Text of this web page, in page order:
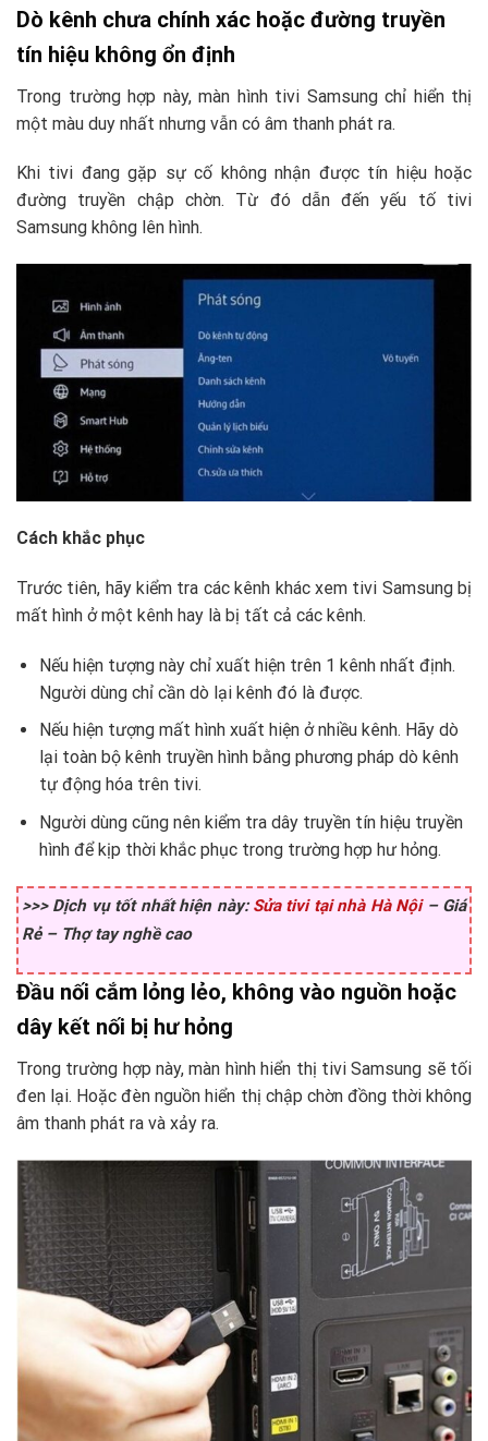
Dò kênh chưa chính xác hoặc đường truyền
tín hiệu không ổn định
Trong trường hợp này, màn hình tivi Samsung chỉ hiển thị
một màu duy nhất nhưng vẫn có âm thanh phát ra.
Khi tivi đang gặp sự cố không nhận được tín hiệu hoặc
đường truyền chập chờn. Từ đó dẫn đến yếu tố tivi
Samsung không lên hình.
Cách khắc phục
Trước tiên, hãy kiểm tra các kênh khác xem tivi Samsung bị
mất hình ở một kênh hay là bị tất cả các kênh.
Nếu hiện tượng này chỉ xuất hiện trên 1 kênh nhất định.
Người dùng chỉ cần dò lại kênh đó là được.
Nếu hiện tượng mất hình xuất hiện ở nhiều kênh. Hãy dò
lại toàn bộ kênh truyền hình bằng phương pháp dò kênh
tự động hóa trên tivi.
Người dùng cũng nên kiểm tra dây truyền tín hiệu truyền
hình để kịp thời khắc phục trong trường hợp hư hỏng.
>>> Dịch vụ tốt nhất hiện này: Sửa tivi tại nhà Hà Nội– Giá
Rẻ – Thợ tay nghề cao
Đầu nối cắm lỏng lẻo, không vào nguồn hoặc
dây kết nối bị hư hỏng
Trong trường hợp này, màn hình hiển thị tivi Samsung sẽ tối
đen lại. Hoặc đèn nguồn hiển thị chập chờn đồng thời không
âm thanh phát ra và xảy ra.